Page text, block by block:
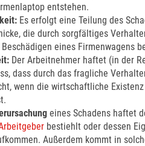
entstehen.
Es erfolgt eine Teilung des
die durch sorgfältiges
eines Firmenwagens
Der Arbeitnehmer haftet (in der
dass durch das fragliche
wenn die wirtschaftliche
eines Schadens haftet
bestiehlt oder dessen
Außerdem kommt in